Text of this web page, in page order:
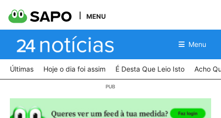
MENU
Menu
Últimas Hoje o dia foi assim É Desta Que Leio Isto Acho